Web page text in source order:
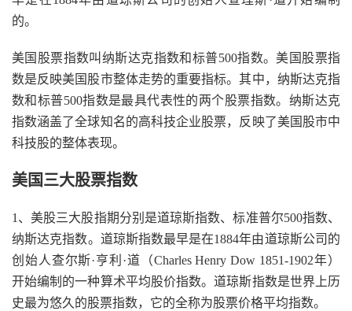
的。
美国股票指数叫纳斯达克指数和标普500指数。美国股票指
数是反映美国股市整体走势的重要指标。其中，纳斯达克指
数和标普500指数是最具代表性的两个股票指数。纳斯达克
指数涵盖了全球知名的高科技企业股票，反映了美国股市中
科技股的整体表现。
美国三大股票指数
1、美股三大股指期分别是道琼斯指数、标准普尔500指数、
纳斯达克指数。道琼斯指数最早是在1884年由道琼斯公司的
创始人查尔斯·亨利·道（Charles Henry Dow 1851-1902年）
开始编制的一种算术平均股价指数。道琼斯指数是世界上历
史最为悠久的股票指数，它的全称为股票价格平均指数。